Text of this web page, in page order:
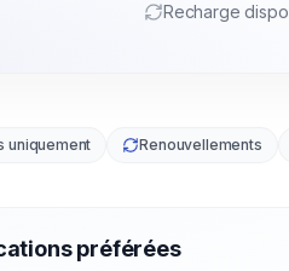
Recharge
uniquement Renouvellements
préférées